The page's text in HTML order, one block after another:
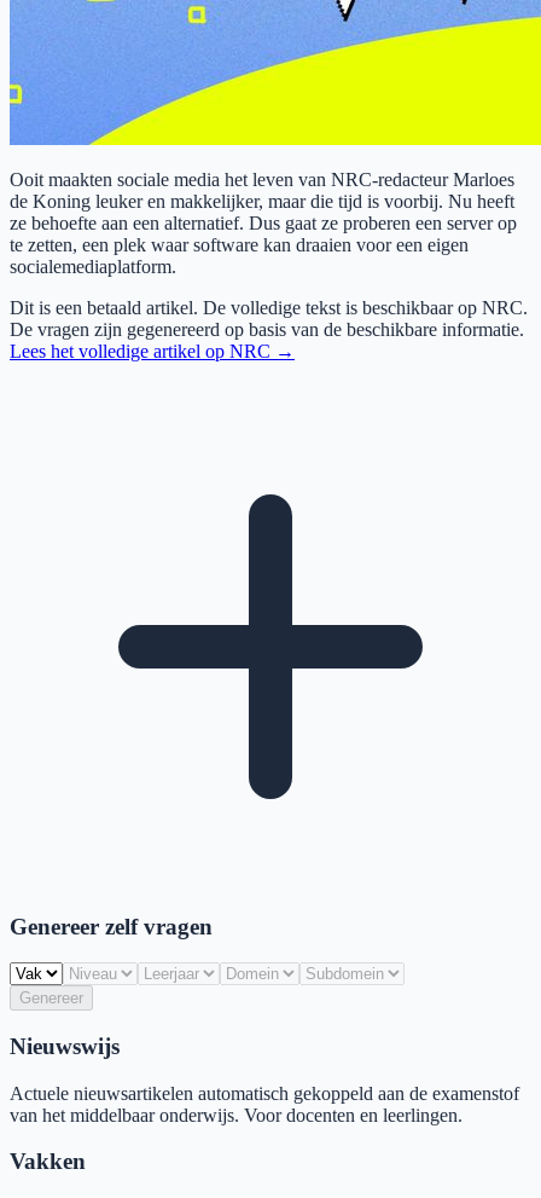
Ooit maakten sociale media het leven van NRC-redacteur Marloes
de Koning leuker en makkelijker, maar die tijd is voorbij. Nu heeft
ze behoefte aan een alternatief. Dus gaat ze proberen een server op
te zetten, een plek waar software kan draaien voor een eigen
socialemediaplatform.
Dit is een betaald artikel. De volledige tekst is beschikbaar op NRC.
De vragen zijn gegenereerd op basis van de beschikbare informatie.
Lees het volledige artikel op NRC →
Genereer zelf vragen
Genereer
Nieuwswijs
Actuele nieuwsartikelen automatisch gekoppeld aan de examenstof
van het middelbaar onderwijs. Voor docenten en leerlingen.
Vakken